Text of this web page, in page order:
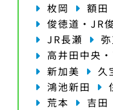
枚岡
額田
俊徳道・JR
JR長瀬
高井田中央
新加美
久
鴻池新田
荒本
吉田